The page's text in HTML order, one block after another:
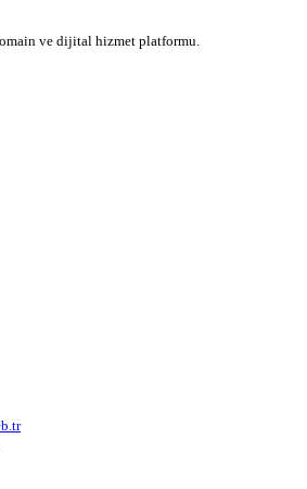
ve dijital hizmet platformu.